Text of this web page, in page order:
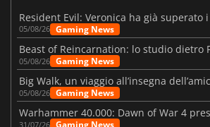
05/08/26 Gaming News
05/08/26 Gaming News
Big Walk, un viaggio all’insegna
05/08/26 Gaming News
31/07/26